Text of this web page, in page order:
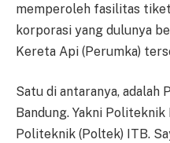
memperoleh fasilitas
korporasi yang dulunya
Kereta Api (Perumka)
Satu di antaranya, adalah
Bandung. Yakni
Politeknik (Poltek) ITB.